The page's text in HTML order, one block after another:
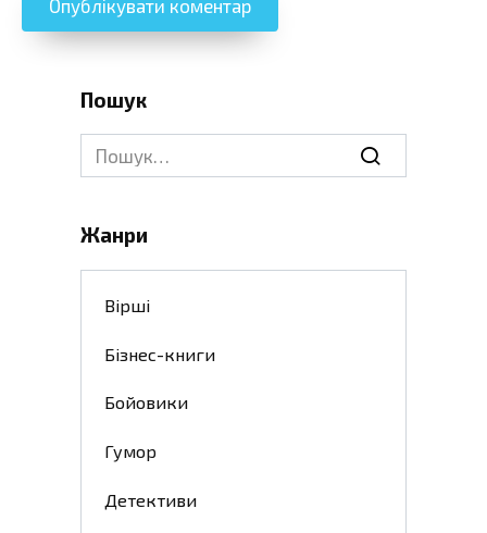
Пошук
Search
for:
Жанри
Вірші
Бізнес-книги
Бойовики
Гумор
Детективи